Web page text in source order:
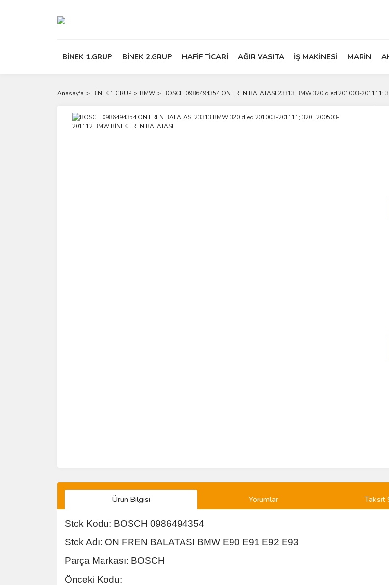
BİNEK 1.GRUP BİNEK 2.GRUP HAFİF TİCARİ AĞIR VASITA İŞ MAKİNESİ MARİN
Anasayfa BİNEK 1.GRUP BMW BOSCH 0986494354 ON FREN BALATASI 23313 BMW 320 d ed 201003-201111;
Ürün Bilgisi Yorumlar Taksit
Stok Kodu: BOSCH 0986494354
Stok Adı: ON FREN BALATASI BMW E90 E91 E92 E93
Parça Markası: BOSCH
Önceki Kodu: